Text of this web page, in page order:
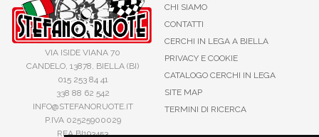
VIA ISIDE VIANA 70
CANDELO, 13878, BIELLA (BI)
015 253 84 41
338 88 62 542
INFO@STEFANORUOTE.IT
P.IVA 02525900029
REA BI193453
CHI SIAMO
CONTATTI
CERCHI IN LEGA A BIELLA
PRIVACY E COOKIE
CATALOGO CERCHI IN LEGA
SITE MAP
TERMINI DI RICERCA